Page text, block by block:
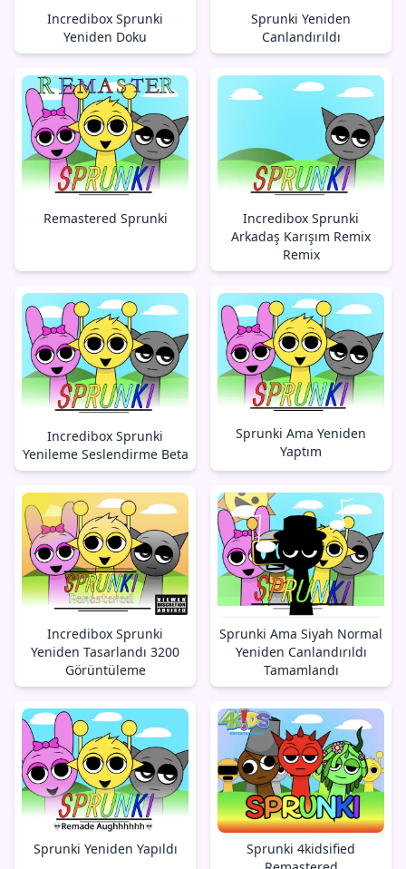
Incredibox Sprunki
Yeniden Doku
Sprunki Yeniden
Canlandırıldı
Remastered Sprunki
Incredibox Sprunki
Arkadaş Karışım Remix
Remix
Incredibox Sprunki
Yenileme Seslendirme Beta
Sprunki Ama Yeniden
Yaptım
Incredibox Sprunki
Yeniden Tasarlandı 3200
Görüntüleme
Sprunki Ama Siyah Normal
Yeniden Canlandırıldı
Tamamlandı
Sprunki Yeniden Yapıldı
Sprunki 4kidsified